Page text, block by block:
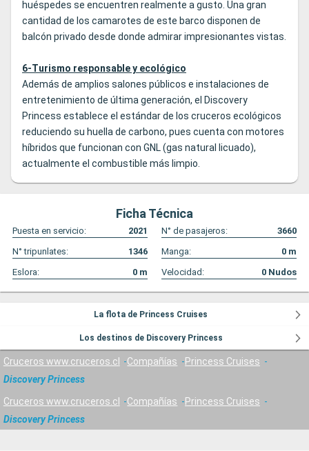
huéspedes se encuentren realmente a gusto. Una gran
cantidad de los camarotes de este barco disponen de
balcón privado desde donde admirar impresionantes vistas.
6-Turismo responsable y ecológico
Además de amplios salones públicos e instalaciones de
entretenimiento de última generación, el Discovery
Princess establece el estándar de los cruceros ecológicos
reduciendo su huella de carbono, pues cuenta con motores
híbridos que funcionan con GNL (gas natural licuado),
actualmente el combustible más limpio.
Ficha Técnica
Puesta en servicio: 2021 N° de pasajeros:
3660
N° tripunlates:
1346 Manga: 0 m
Eslora:
0 m Velocidad: 0 Nudos
La flota de Princess Cruises
Los destinos de Discovery Princess
Cruceros www.cruceros.cl Compañías
Princess Cruises
Discovery Princess
Cruceros www.cruceros.cl Compañías
Princess Cruises
Discovery Princess